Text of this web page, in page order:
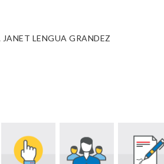
LENGUA GRANDEZ